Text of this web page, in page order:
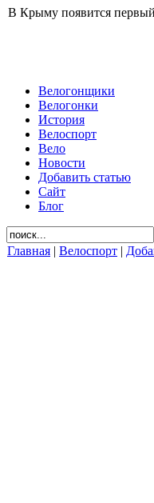
В Крыму появится первый
Велогонщики
Велогонки
История
Велоспорт
Вело
Новости
Добавить статью
Сайт
Блог
Главная | Велоспорт |